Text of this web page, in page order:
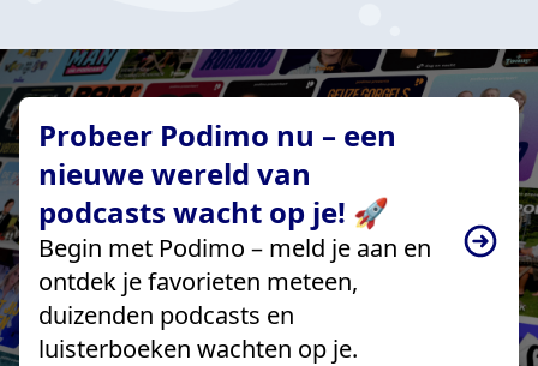
Probeer Podimo nu – een
nieuwe wereld van
podcasts wacht op je! 🚀
Begin met Podimo – meld je aan en
ontdek je favorieten meteen,
duizenden podcasts en
luisterboeken wachten op je.